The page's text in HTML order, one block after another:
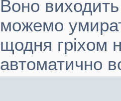
Воно
можемо
щодня гріхом
автоматично